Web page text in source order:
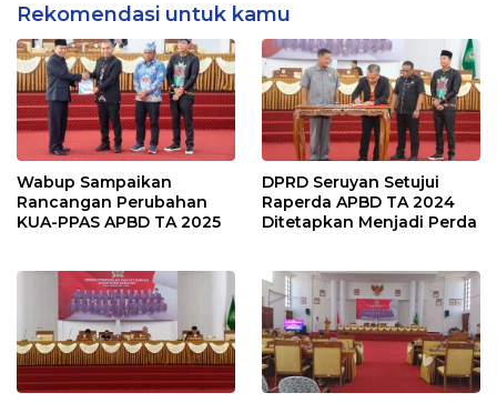
Rekomendasi untuk kamu
Wabup Sampaikan
Rancangan Perubahan
KUA-PPAS APBD TA 2025
DPRD Seruyan Setujui
Raperda APBD TA 2024
Ditetapkan Menjadi Perda